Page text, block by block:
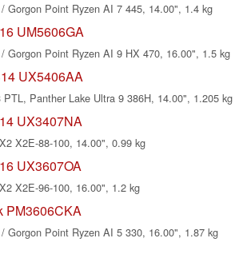
Gorgon Point Ryzen AI 7 445, 14.00", 1.4 kg
UM5606GA
Gorgon Point Ryzen AI 9 HX 470, 16.00", 1.5 kg
UX5406AA
PTL, Panther Lake Ultra 9 386H, 14.00", 1.205 kg
UX3407NA
X2E-88-100, 14.00", 0.99 kg
UX3607OA
X2E-96-100, 16.00", 1.2 kg
PM3606CKA
Gorgon Point Ryzen AI 5 330, 16.00", 1.87 kg